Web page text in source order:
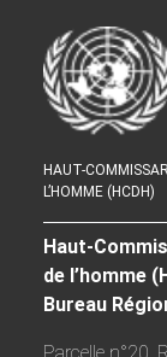
HAUT-
L’HOMME (HCDH)
Haut-
de l’homme
Bureau
Parcelle n°20,